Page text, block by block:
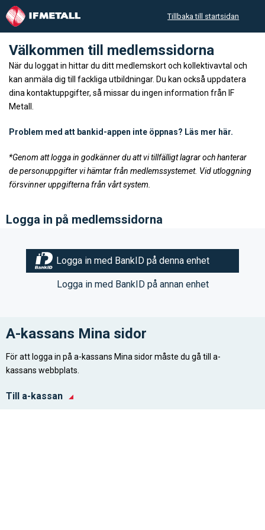
Tillbaka till startsidan
Välkommen till medlemssidorna
När du loggat in hittar du ditt medlemskort och kollektivavtal och
kan anmäla dig till fackliga utbildningar. Du kan också uppdatera
dina kontaktuppgifter, så missar du ingen information från IF
Metall.
Problem med att bankid-appen inte öppnas? Läs mer här.
*Genom att logga in godkänner du att vi tillfälligt lagrar och hanterar
de personuppgifter vi hämtar från medlemssystemet. Vid utloggning
försvinner uppgifterna från vårt system.
Logga in på medlemssidorna
Logga in med BankID på annan enhet
Logga in med BankID på denna enhet
A-kassans Mina sidor
För att logga in på a-kassans Mina sidor måste du gå till a-
kassans webbplats.
Till a-kassan